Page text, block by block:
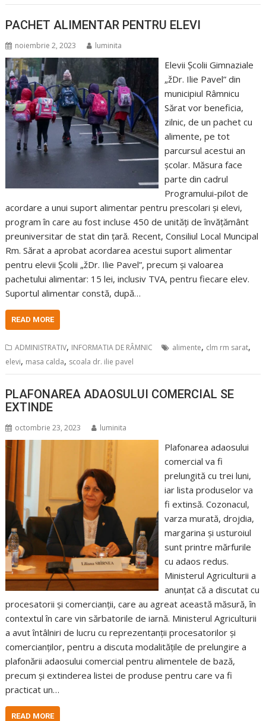
PACHET ALIMENTAR PENTRU ELEVI
noiembrie 2, 2023 luminita
Elevii Școlii Gimnaziale
„žDr. Ilie Pavel” din
municipiul Râmnicu
Sărat vor beneficia,
zilnic, de un pachet cu
alimente, pe tot
parcursul acestui an
școlar. Măsura face
parte din cadrul
Programului-pilot de
acordare a unui suport alimentar pentru prescolari și elevi,
program în care au fost incluse 450 de unități de învățământ
preuniversitar de stat din țară. Recent, Consiliul Local Muncipal
Rm. Sărat a aprobat acordarea acestui suport alimentar
pentru elevii Școlii „žDr. Ilie Pavel”, precum și valoarea
pachetului alimentar: 15 lei, inclusiv TVA, pentru fiecare elev.
Suportul alimentar constă, după…
READ MORE
ADMINISTRATIV, INFORMATIA DE RÂMNIC alimente, clm rm sarat,
elevi, masa calda, scoala dr. ilie pavel
PLAFONAREA ADAOSULUI COMERCIAL SE
EXTINDE
octombrie 23, 2023 luminita
Plafonarea adaosului
comercial va fi
prelungită cu trei luni,
iar lista produselor va
fi extinsă. Cozonacul,
varza murată, drojdia,
margarina și usturoiul
sunt printre mărfurile
cu adaos redus.
Ministerul Agriculturii a
anunțat că a discutat cu
procesatorii și comercianții, care au agreat această măsură, în
contextul în care vin sărbatorile de iarnă. Ministerul Agriculturii
a avut întâlniri de lucru cu reprezentanții procesatorilor și
comercianților, pentru a discuta modalitățile de prelungire a
plafonării adaosului comercial pentru alimentele de bază,
precum și extinderea listei de produse pentru care va fi
practicat un…
READ MORE